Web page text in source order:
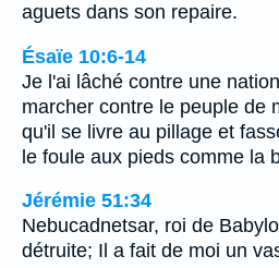
aguets dans son repaire.
Ésaïe 10:6-14
Je l'ai lâché contre une
marcher contre le peuple de
qu'il se livre au pillage et
le foule aux pieds comme la
Jérémie 51:34
Nebucadnetsar, roi de
détruite; Il a fait de moi un